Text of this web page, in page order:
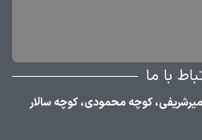
با ما
کوچه محمودی، کوچه سالار